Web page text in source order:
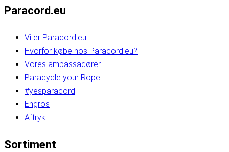
Paracord.eu
Vi er Paracord.eu
Hvorfor købe hos Paracord.eu?
Vores ambassadører
Paracycle your Rope
#yesparacord
Engros
Aftryk
Sortiment